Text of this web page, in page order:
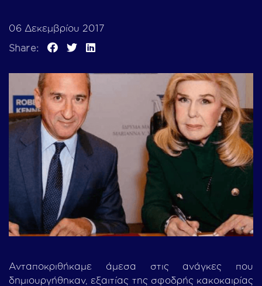
06 Δεκεμβρίου 2017
Share:
Ανταποκριθήκαμε άμεσα στις ανάγκες που
δημιουργήθηκαν, εξαιτίας της σφοδρής κακοκαιρίας